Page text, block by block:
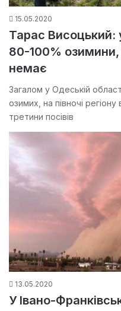
15.05.2020
Тарас Висоцький:
80-100% озимини,
немає
Загалом у Одеській
озимих, на півночі
третини посівів
13.05.2020
У Івано-